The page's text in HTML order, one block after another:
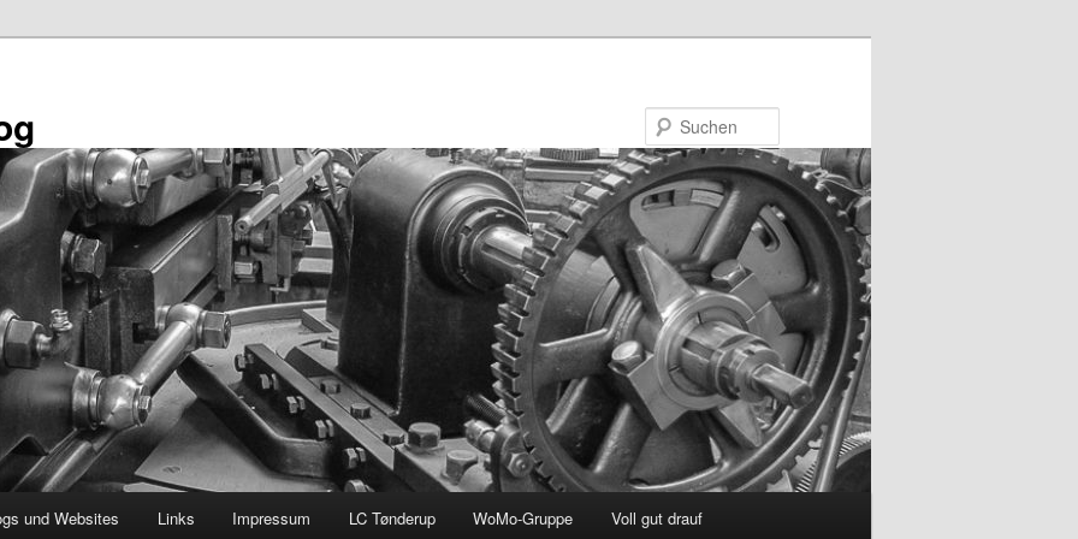
und Websites Links Impressum LC Tønderup WoMo-Gruppe Voll gut drauf